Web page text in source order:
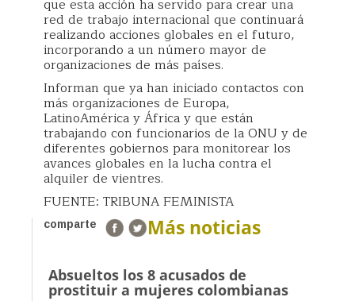
que esta acción ha servido para crear una
red de trabajo internacional que continuará
realizando acciones globales en el futuro,
incorporando a un número mayor de
organizaciones de más países.
Informan que ya han iniciado contactos con
más organizaciones de Europa,
LatinoAmérica y África y que están
trabajando con funcionarios de la ONU y de
diferentes gobiernos para monitorear los
avances globales en la lucha contra el
alquiler de vientres.
FUENTE: TRIBUNA FEMINISTA
comparte Más noticias
Absueltos los 8 acusados de
prostituir a mujeres colombianas